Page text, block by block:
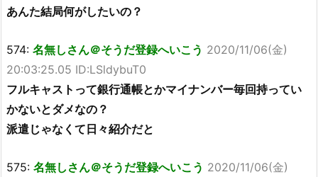
あんた結局何がしたいの？
574: 名無しさん＠そうだ登録へいこう 2020/11/06(金)
20:03:25.05 ID:LSldybuT0
フルキャストって銀行通帳とかマイナンバー毎回持ってい
かないとダメなの？
派遣じゃなくて日々紹介だと
575: 名無しさん＠そうだ登録へいこう 2020/11/06(金)